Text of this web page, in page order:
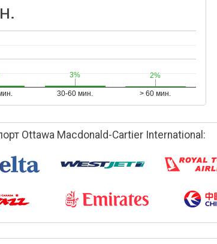
30-60 мин. > 60 мин.
3%
3% 2%
2%
Ottawa Macdonald-Cartier International: